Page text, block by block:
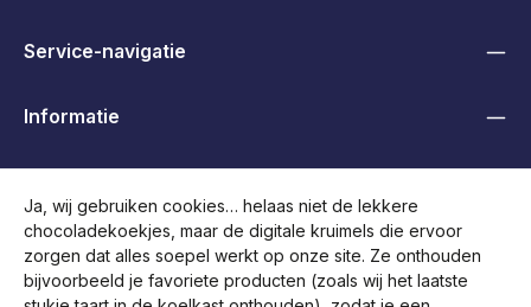
Service-navigatie
Informatie
Volg ons
Ja, wij gebruiken cookies… helaas niet de lekkere
chocoladekoekjes, maar de digitale kruimels die ervoor
zorgen dat alles soepel werkt op onze site. Ze onthouden
bijvoorbeeld je favoriete producten (zoals wij het laatste